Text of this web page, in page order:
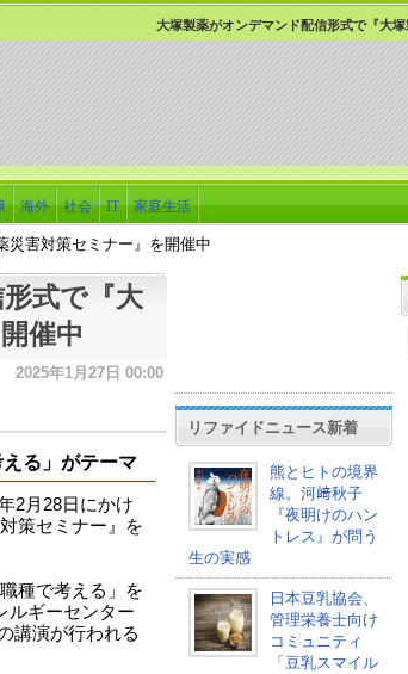
大塚製薬がオンデマンド配信形式で『大
海外 社会 IT 家庭生活
災害対策セミナー』を開催中
式で『大
催中
2025年1月27日 00:00
る」がテーマ
2月28日にかけ
策セミナー』を
種で考える」を
ルギーセンター
講演が行われる
リファイドニュース新着
熊とヒトの境界
線。河﨑秋子
『夜明けのハン
トレス』が問う
生の実感
日本豆乳協会、
管理栄養士向け
コミュニティ
「豆乳スマイル